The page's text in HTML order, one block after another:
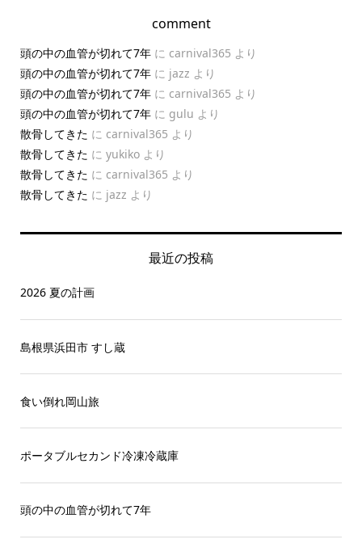
comment
頭の中の血管が切れて7年に carnival365 より
頭の中の血管が切れて7年に jazz より
頭の中の血管が切れて7年に carnival365 より
頭の中の血管が切れて7年に gulu より
散骨してきた に carnival365 より
散骨してきた に yukikoより
散骨してきた に carnival365 より
散骨してきた に jazz より
最近の投稿
2026 夏の計画
島根県浜田市 すし蔵
食い倒れ岡山旅
ポータブルセカンド冷凍冷蔵庫
頭の中の血管が切れて7年